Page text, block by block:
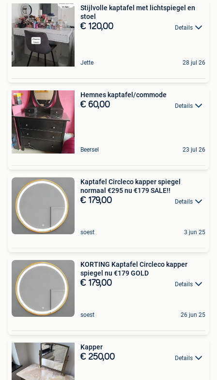
Stijlvolle kaptafel met lichtspiegel en
stoel
€ 120,00 Details
Jette 28 jul 26
Hemnes kaptafel/commode
€ 60,00 Details
Beersel 23 jul 26
Kaptafel Circleco kapper spiegel
normaal €295 nu €179 SALE!!
€ 179,00 Details
soest 3 jun 25
KORTING Kaptafel Circleco kapper
spiegel nu €179 GOLD
€ 179,00 Details
soest 26 jun 25
Kapper
€ 250,00 Details